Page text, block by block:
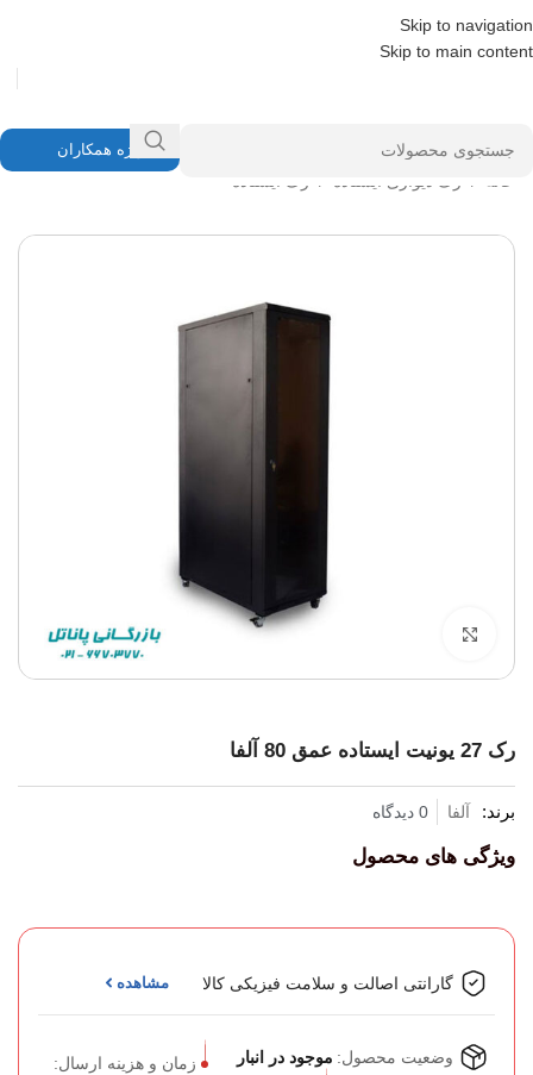
Skip to navigation
Skip to main content
ویژه همکاران
برای بزرگنمایی کلیک کنید
رک 27 یونیت ایستاده عمق 80 آلفا
برند: آلفا 0 دیدگاه
ویژگی های محصول
گارانتی اصالت و سلامت فیزیکی کالا مشاهده
وضعیت محصول: موجود در انبار زمان و هزینه ارسال: